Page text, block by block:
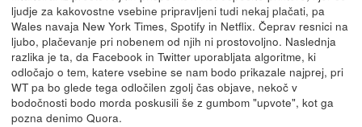
ljudje za kakovostne vsebine pripravljeni tudi nekaj plačati, pa
Wales navaja New York Times, Spotify in Netflix. Čeprav resnici na
ljubo, plačevanje pri nobenem od njih ni prostovoljno. Naslednja
razlika je ta, da Facebook in Twitter uporabljata algoritme, ki
odločajo o tem, katere vsebine se nam bodo prikazale najprej, pri
WT pa bo glede tega odločilen zgolj čas objave, nekoč v
bodočnosti bodo morda poskusili še z gumbom "upvote", kot ga
pozna denimo Quora.